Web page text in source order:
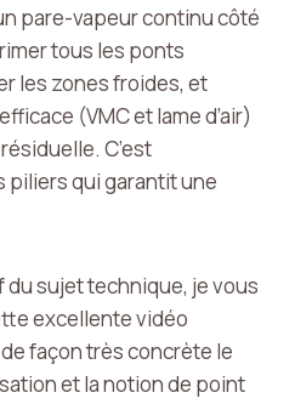
pare-vapeur continu côté
tous les ponts
les zones froides, et
(VMC et lame d’air)
C’est
piliers qui garantit une
du sujet technique, je vous
excellente vidéo
façon très concrète le
et la notion de point